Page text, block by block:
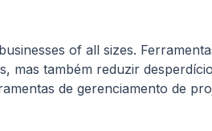
of all sizes.
mas também reduzir
de gerenciamento de